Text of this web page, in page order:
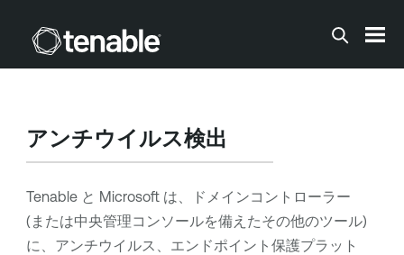
メインコンテンツに移動する
アンチウイルス検出
Tenable と Microsoft は、ドメインコントローラー
(または中央管理コンソールを備えたその他のツール)
に、アンチウイルス、エンドポイント保護プラット